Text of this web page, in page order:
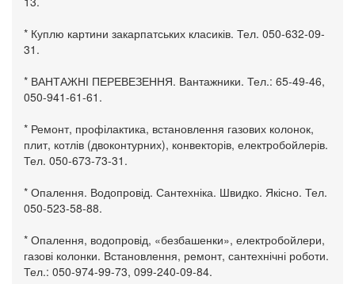
* Куплю картини закарпатських класиків. Тел. 050-632-09-
31.
* ВАНТАЖНІ ПЕРЕВЕЗЕННЯ. Вантажники. Тел.: 65-49-46,
050-941-61-61.
* Ремонт, профілактика, встановлення газових колонок,
плит, котлів (двоконтурних), конвекторів, електробойлерів.
Тел. 050-673-73-31.
* Опалення. Водопровід. Сантехніка. Швидко. Якісно. Тел.
050-523-58-88.
* Опалення, водопровід, «безбашенки», електробойлери,
газові колонки. Встановлення, ремонт, сантехнічні роботи.
Тел.: 050-974-99-73, 099-240-09-84.